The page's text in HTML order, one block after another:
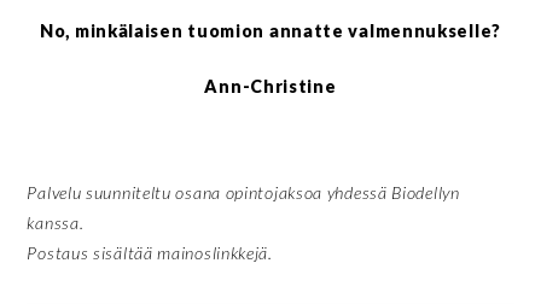
No, minkälaisen tuomion annatte valmennukselle?
Ann-Christine
Palvelu suunniteltu osana opintojaksoa yhdessä Biodellyn
kanssa.
Postaus sisältää mainoslinkkejä.